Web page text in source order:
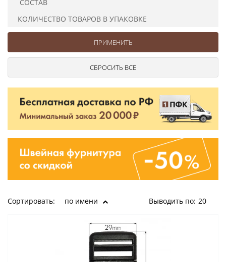
СОСТАВ
КОЛИЧЕСТВО ТОВАРОВ В УПАКОВКЕ
Сортировать: по имени Выводить по: 20
Ушковые
Шторные
Цепочки шарики с замком
Ткани
Шнуры
Элементы декора